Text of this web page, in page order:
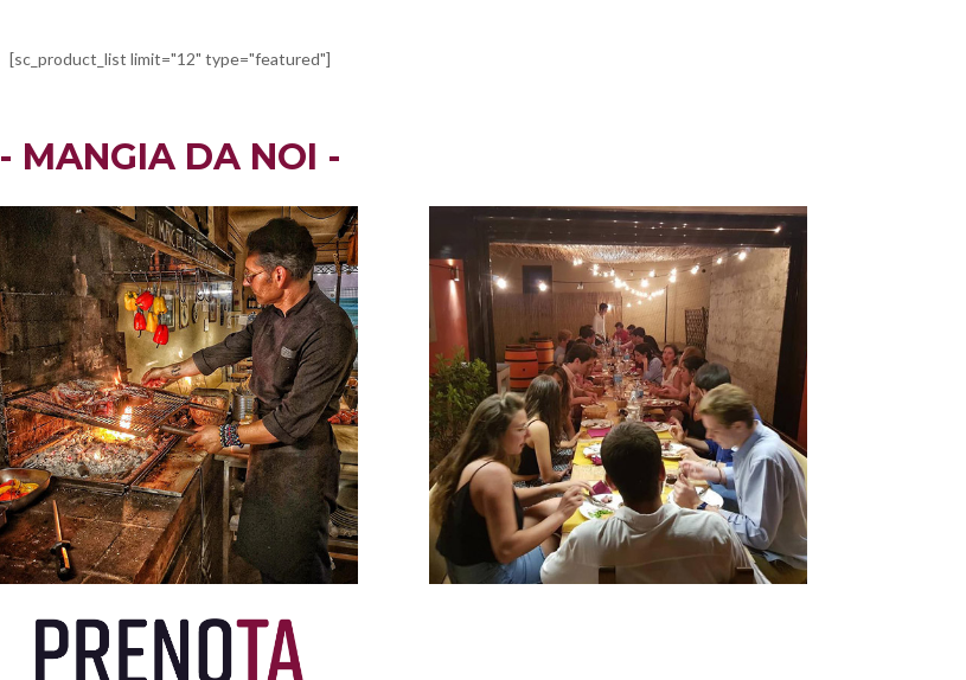
[sc_product_list limit="12" type="featured"]
- MANGIA DA NOI -